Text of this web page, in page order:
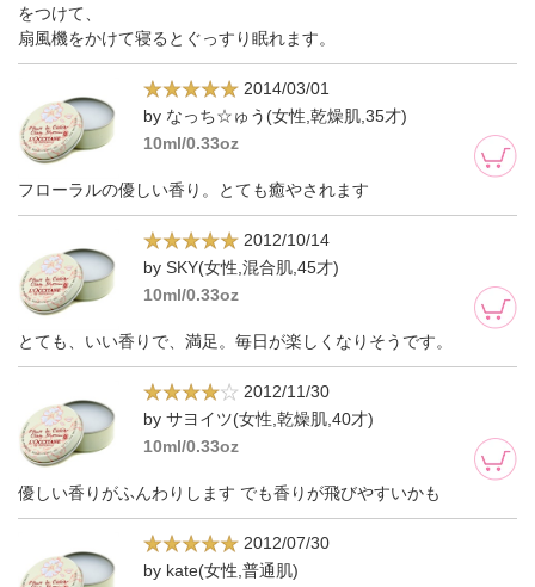
をつけて、
扇風機をかけて寝るとぐっすり眠れます。
2014/03/01
by なっち☆ゅう(女性,乾燥肌,35才)
10ml/0.33oz
フローラルの優しい香り。とても癒やされます
2012/10/14
by SKY(女性,混合肌,45才)
10ml/0.33oz
とても、いい香りで、満足。毎日が楽しくなりそうです。
2012/11/30
by サヨイツ(女性,乾燥肌,40才)
10ml/0.33oz
優しい香りがふんわりします でも香りが飛びやすいかも
2012/07/30
by kate(女性,普通肌)